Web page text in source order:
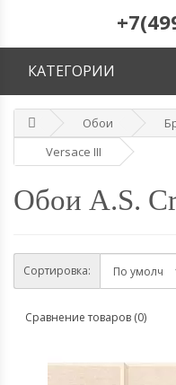
КАТЕГОРИИ
Обои
Versace III
Обои A.S.
Сортировка:
Сравнение товаров (0)